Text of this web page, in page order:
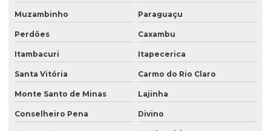
Muzambinho Paraguaçu
Perdões Caxambu
Itambacuri Itapecerica
Santa Vitória Carmo do Rio Claro
Monte Santo de Minas Lajinha
Conselheiro Pena Divino